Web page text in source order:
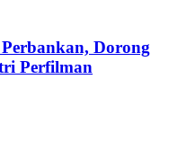
Dorong
Perfilman